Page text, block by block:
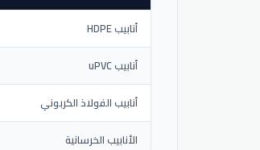
أنابيب HDPE
أنابيب uPVC
أنابيب الفولاذ الكربوني
الأنابيب الخرسانية